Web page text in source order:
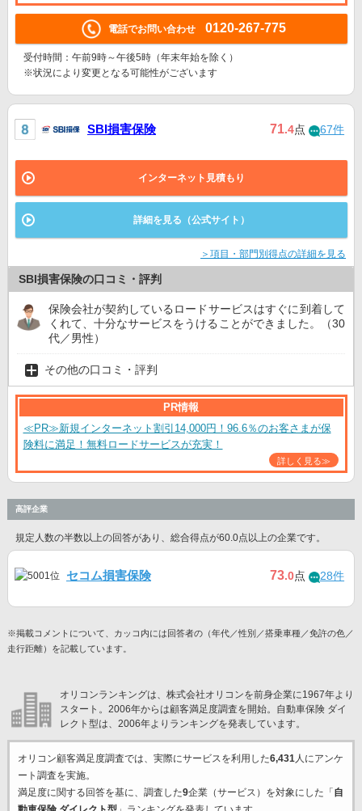
電話でお問い合わせ 0120-267-775
受付時間：午前9時～午後5時（年末年始を除く）
※状況により変更となる可能性がございます
SBI損害保険 71.4点 67件
インターネット見積もり
詳細を見る（公式サイト）
＞項目・部門別得点の詳細を見る
SBI損害保険の口コミ・評判
保険会社が契約しているロードサービスはすぐに到着して
くれて、十分なサービスをうけることができました。（30
代／男性）
その他の口コミ・評判
PR情報
≪PR≫新規インターネット割引14,000円！96.6％のお客さまが保
険料に満足！無料ロードサービスが充実！
詳しく見る≫
高評企業
規定人数の半数以上の回答があり、総合得点が60.0点以上の企業です。
セコム損害保険 73.0点 28件
※掲載コメントについて、カッコ内には回答者の（年代／性別／搭乗車種／免許の色／
走行距離）を記載しています。
オリコンランキングは、株式会社オリコンを前身企業に1967年より
スタート。2006年からは顧客満足度調査を開始。自動車保険 ダイ
レクト型は、2006年よりランキングを発表しています。
オリコン顧客満足度調査では、実際にサービスを利用した6,431人にアンケ
ート調査を実施。
満足度に関する回答を基に、調査した9企業（サービス）を対象にした「 自